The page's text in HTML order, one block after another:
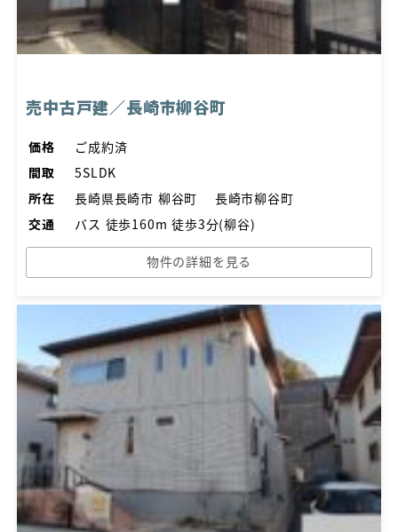
売中古戸建／長崎市柳谷町
価格
ご成約済
間取
5SLDK
所在
長崎県長崎市 柳谷町 長崎市柳谷町
交通
バス 徒歩160m 徒歩3分(柳谷)
物件の詳細を見る